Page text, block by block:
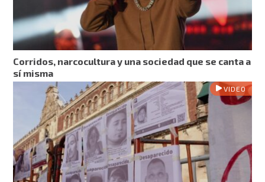
Corridos, narcocultura y una sociedad que se canta a
sí misma
VIDEO